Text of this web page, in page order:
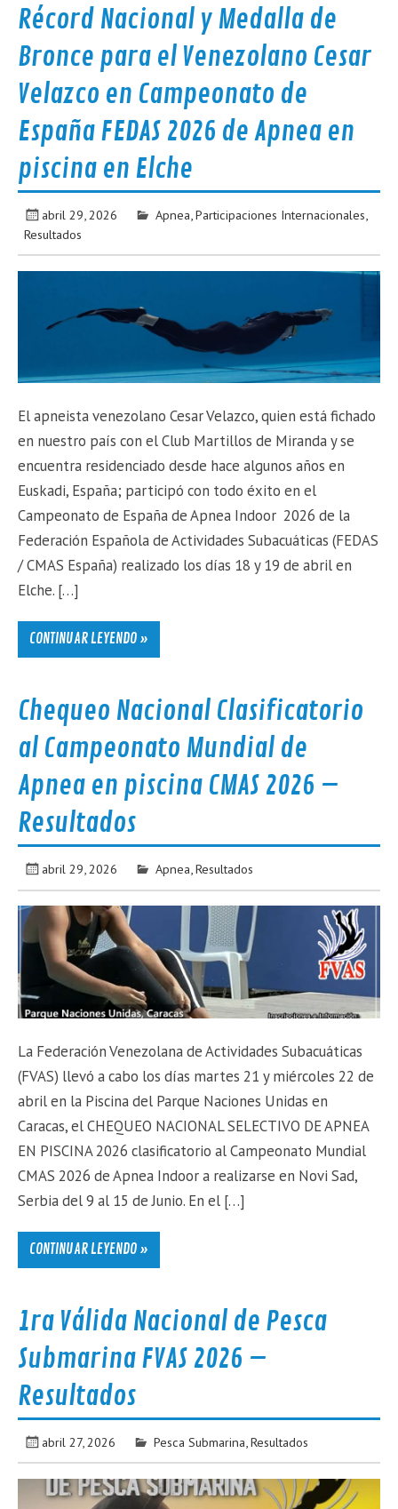
Récord Nacional y Medalla de
Bronce para el Venezolano Cesar
Velazco en Campeonato de
España FEDAS 2026 de Apnea en
piscina en Elche
abril 29, 2026 Apnea,Participaciones Internacionales,
Resultados
El apneista venezolano Cesar Velazco, quien está fichado
en nuestro país con el Club Martillos de Miranda y se
encuentra residenciado desde hace algunos años en
Euskadi, España; participó con todo éxito en el
Campeonato de España de Apnea Indoor 2026 de la
Federación Española de Actividades Subacuáticas (FEDAS
/ CMAS España) realizado los días 18 y 19 de abril en
Elche. […]
CONTINUAR LEYENDO »
Chequeo Nacional Clasificatorio
al Campeonato Mundial de
Apnea en piscina CMAS 2026 –
Resultados
abril 29, 2026 Apnea,Resultados
La Federación Venezolana de Actividades Subacuáticas
(FVAS) llevó a cabo los días martes 21 y miércoles 22 de
abril en la Piscina del Parque Naciones Unidas en
Caracas, el CHEQUEO NACIONAL SELECTIVO DE APNEA
EN PISCINA 2026 clasificatorio al Campeonato Mundial
CMAS 2026 de Apnea Indoor a realizarse en Novi Sad,
Serbia del 9 al 15 de Junio. En el […]
CONTINUAR LEYENDO »
1ra Válida Nacional de Pesca
Submarina FVAS 2026 –
Resultados
abril 27, 2026 Pesca Submarina,Resultados